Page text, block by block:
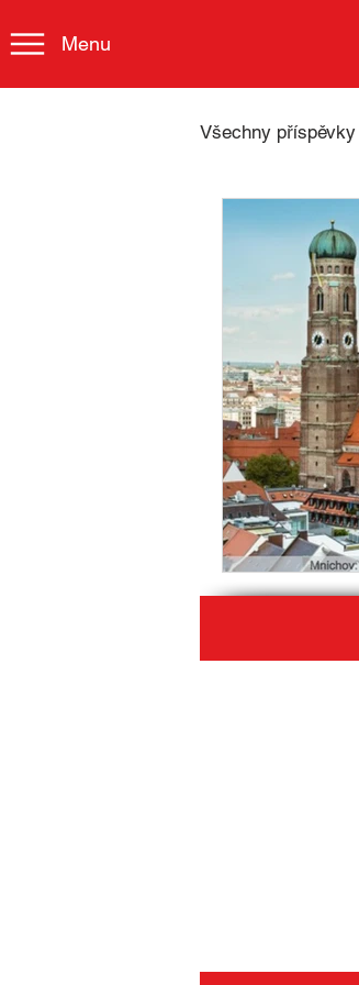
Menu
Všechny příspěvky
TOP 100
Gastronomie
Cestování za